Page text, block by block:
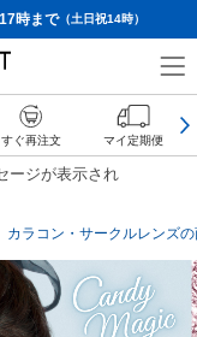
17時まで（土日祝14時）
ージが表示され
カラコン・サークルレンズ
すぐ再注文 マイ定期便